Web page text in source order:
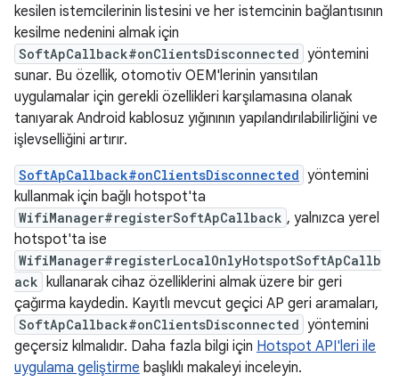
kesilen istemcilerinin listesini ve her istemcinin bağlantısının
kesilme nedenini almak için
SoftApCallback#onClientsDisconnected yöntemini
sunar. Bu özellik, otomotiv OEM'lerinin yansıtılan
uygulamalar için gerekli özellikleri karşılamasına olanak
tanıyarak Android kablosuz yığınının yapılandırılabilirliğini ve
işlevselliğini artırır.
SoftApCallback#onClientsDisconnected yöntemini
kullanmak için bağlı hotspot'ta
WifiManager#registerSoftApCallback , yalnızca yerel
hotspot'ta ise
WifiManager#registerLocalOnlyHotspotSoftApCallb
ack kullanarak cihaz özelliklerini almak üzere bir geri
çağırma kaydedin. Kayıtlı mevcut geçici AP geri aramaları,
SoftApCallback#onClientsDisconnected yöntemini
geçersiz kılmalıdır. Daha fazla bilgi için Hotspot API'leri ile
uygulama geliştirme başlıklı makaleyi inceleyin.